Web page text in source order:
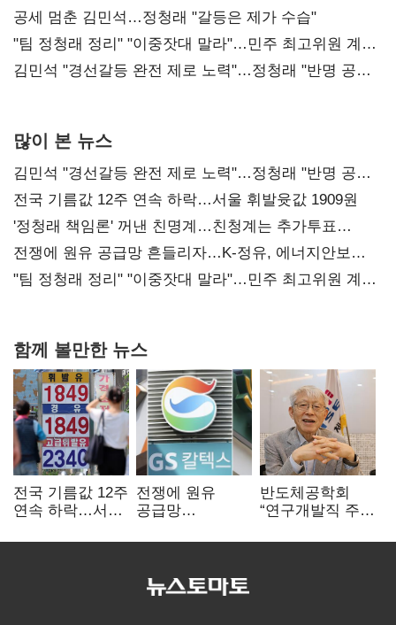
공세 멈춘 김민석…정청래 "갈등은 제가 수습"
"팀 정청래 정리" "이중잣대 말라"…민주 최고위원 계파
다툼 격화
김민석 "경선갈등 완전 제로 노력"…정청래 "반명 공세
많이 본 뉴스
김민석 "경선갈등 완전 제로 노력"…정청래 "반명 공세
사과부터"
전국 기름값 12주 연속 하락…서울 휘발윳값 1909원
'정청래 책임론' 꺼낸 친명계…친청계는 추가투표
때리기
전쟁에 원유 공급망 흔들리자…K-정유, 에너지안보
핵심으로 재부상
"팀 정청래 정리" "이중잣대 말라"…민주 최고위원 계파
함께 볼만한 뉴스
전국 기름값 12주
연속 하락…서울
전쟁에 원유
공급망
정유, 에너지안보
반도체공학회
“연구개발직 주
개선해야”